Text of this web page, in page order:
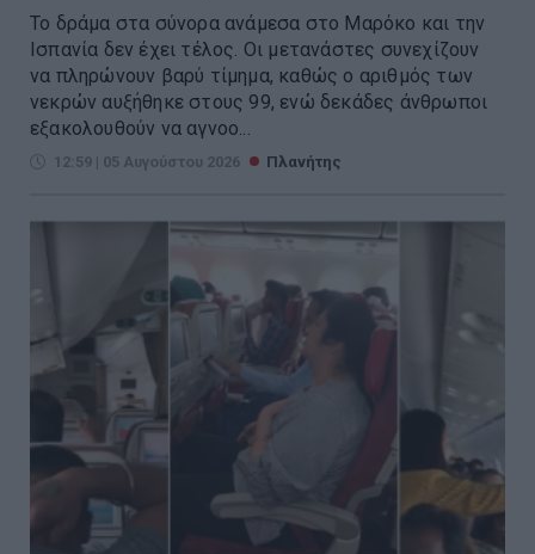
Το δράμα στα σύνορα ανάμεσα στο Μαρόκο και την
Ισπανία δεν έχει τέλος. Οι μετανάστες συνεχίζουν
να πληρώνουν βαρύ τίμημα, καθώς ο αριθμός των
νεκρών αυξήθηκε στους 99, ενώ δεκάδες άνθρωποι
εξακολουθούν να αγνοο...
12:59 | 05 Αυγούστου 2026 Πλανήτης